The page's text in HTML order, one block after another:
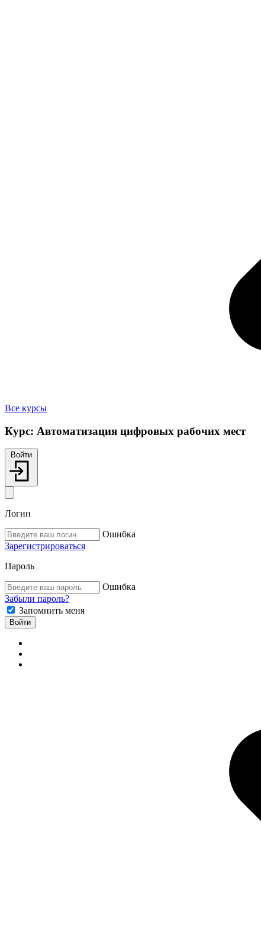
Все курсы
Курс: Автоматизация цифровых рабочих мест
Войти
Логин
Ошибка
Зарегистрироваться
Пароль
Ошибка
Забыли пароль?
Запомнить меня
Войти